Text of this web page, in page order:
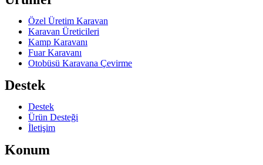
Özel Üretim Karavan
Karavan Üreticileri
Kamp Karavanı
Fuar Karavanı
Otobüsü Karavana Çevirme
Destek
Destek
Ürün Desteği
İletişim
Konum